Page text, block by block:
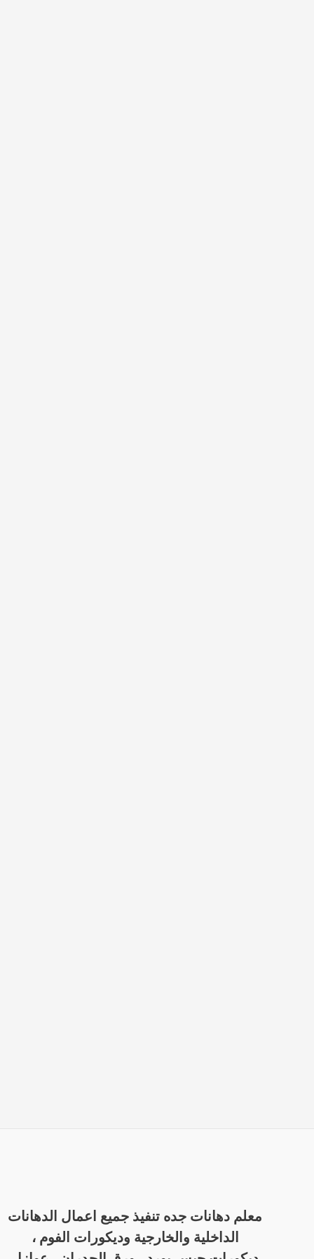
معلم دهانات جده تنفيذ جميع اعمال الدهانات
الداخلية والخارجية وديكورات الفوم ،